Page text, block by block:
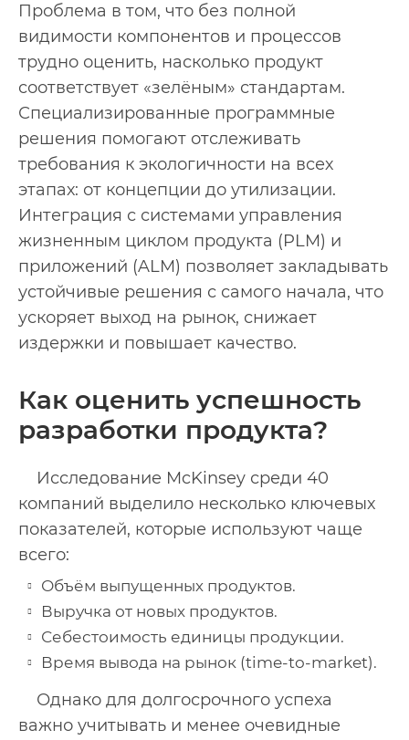
Проблема в том, что без полной
видимости компонентов и процессов
трудно оценить, насколько продукт
соответствует «зелёным» стандартам.
Специализированные программные
решения помогают отслеживать
требования к экологичности на всех
этапах: от концепции до утилизации.
Интеграция с системами управления
жизненным циклом продукта (PLM) и
приложений (ALM) позволяет закладывать
устойчивые решения с самого начала, что
ускоряет выход на рынок, снижает
издержки и повышает качество.
Как оценить успешность
разработки продукта?
Исследование McKinsey среди 40
компаний выделило несколько ключевых
показателей, которые используют чаще
всего:
Объём выпущенных продуктов.
Выручка от новых продуктов.
Себестоимость единицы продукции.
Время вывода на рынок (time-to-market).
Однако для долгосрочного успеха
важно учитывать и менее очевидные